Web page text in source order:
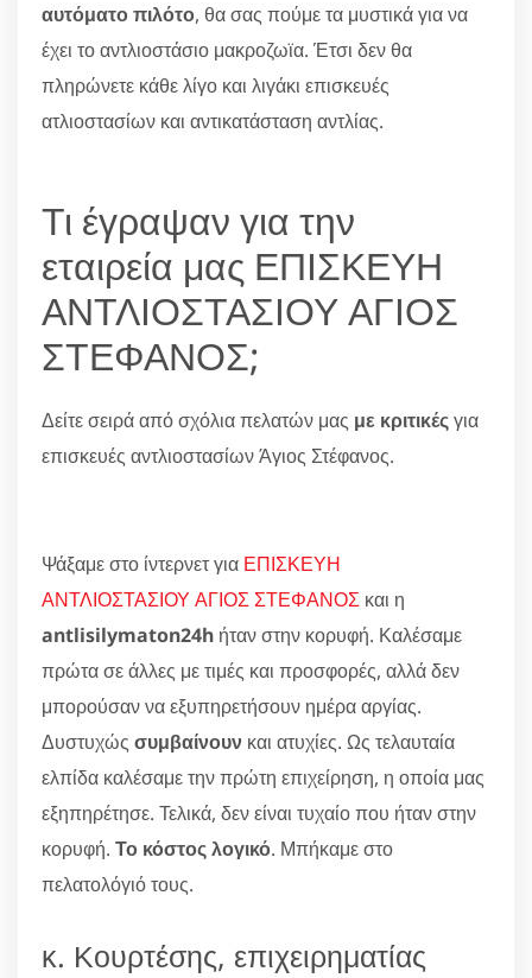
αυτόματο πιλότο, θα σας πούμε τα μυστικά για να
έχει το αντλιοστάσιο μακροζωϊα. Έτσι δεν θα
πληρώνετε κάθε λίγο και λιγάκι επισκευές
ατλιοστασίων και αντικατάσταση αντλίας.
Τι έγραψαν για την
εταιρεία μας ΕΠΙΣΚΕΥΗ
ΑΝΤΛΙΟΣΤΑΣΙΟΥ ΑΓΙΟΣ
ΣΤΕΦΑΝΟΣ;
Δείτε σειρά από σχόλια πελατών μας με κριτικέςγια
επισκευές αντλιοστασίων Άγιος Στέφανος.
Ψάξαμε στο ίντερνετ για ΕΠΙΣΚΕΥΗ
ΑΝΤΛΙΟΣΤΑΣΙΟΥ ΑΓΙΟΣ ΣΤΕΦΑΝΟΣ και η
antlisilymaton24h ήταν στην κορυφή. Καλέσαμε
πρώτα σε άλλες με τιμές και προσφορές, αλλά δεν
μπορούσαν να εξυπηρετήσουν ημέρα αργίας.
Δυστυχώς συμβαίνουν και ατυχίες. Ως τελαυταία
ελπίδα καλέσαμε την πρώτη επιχείρηση, η οποία μας
εξηπηρέτησε. Τελικά, δεν είναι τυχαίο που ήταν στην
κορυφή. Το κόστος λογικό. Μπήκαμε στο
πελατολόγιό τους.
κ. Κουρτέσης, επιχειρηματίας